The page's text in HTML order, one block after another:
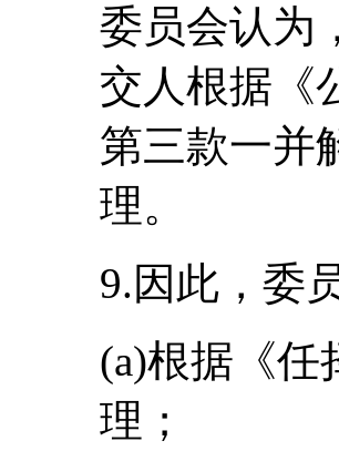
委员会认为
交人根据《
第三款一并
理。
9.因此，委
(a)根据《任
理；